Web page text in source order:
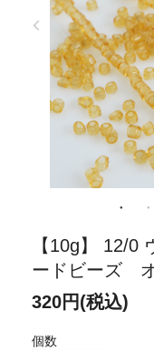
【10g】 12/0
ードビーズ
320円(税込)
個数